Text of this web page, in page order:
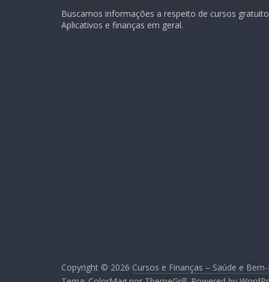
Buscamos informações a respeito de cursos
Aplicativos e finanças em geral.
Copyright © 2026 Cursos e Finanças – Saúde e